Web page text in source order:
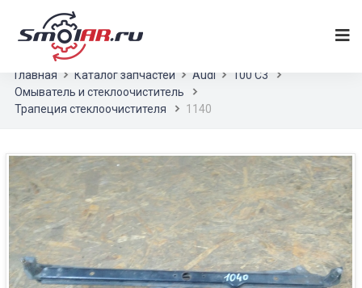
Главная Каталог запчастей Audi
100 С3
Омыватель и стеклоочиститель
Трапеция стеклоочистителя
1140